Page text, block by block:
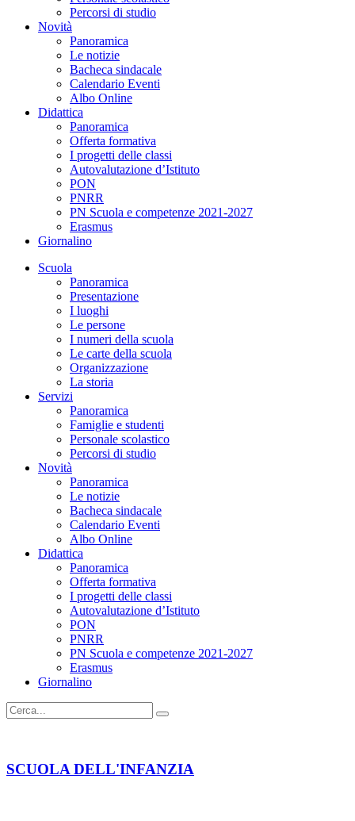
Percorsi di studio
Novità
Panoramica
Le notizie
Bacheca sindacale
Calendario Eventi
Albo Online
Didattica
Panoramica
Offerta formativa
I progetti delle classi
Autovalutazione d’Istituto
PON
PNRR
PN Scuola e competenze 2021-2027
Erasmus
Giornalino
Scuola
Panoramica
Presentazione
I luoghi
Le persone
I numeri della scuola
Le carte della scuola
Organizzazione
La storia
Servizi
Panoramica
Famiglie e studenti
Personale scolastico
Percorsi di studio
Novità
Panoramica
Le notizie
Bacheca sindacale
Calendario Eventi
Albo Online
Didattica
Panoramica
Offerta formativa
I progetti delle classi
Autovalutazione d’Istituto
PON
PNRR
PN Scuola e competenze 2021-2027
Erasmus
Giornalino
SCUOLA DELL'INFANZIA